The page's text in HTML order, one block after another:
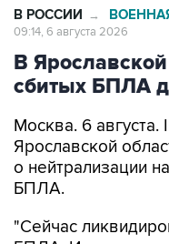
В РОССИИ →
09:14, 6 августа 2026
В
сбитых БПЛА
Москва. 6 августа.
Ярославской
о нейтрализации
БПЛА.
"Сейчас